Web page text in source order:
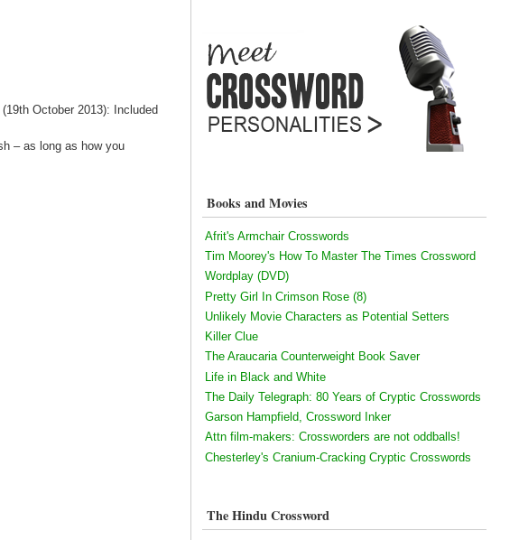
October 2013): Included
– as long as how you
Books and Movies
Afrit's Armchair Crosswords
Tim Moorey's How To Master The Times Crossword
Wordplay (DVD)
Pretty Girl In Crimson Rose (8)
Unlikely Movie Characters as Potential Setters
Killer Clue
The Araucaria Counterweight Book Saver
Life in Black and White
The Daily Telegraph: 80 Years of Cryptic Crosswords
Garson Hampfield, Crossword Inker
Attn film-makers: Crossworders are not oddballs!
Chesterley's Cranium-Cracking Cryptic Crosswords
The Hindu Crossword